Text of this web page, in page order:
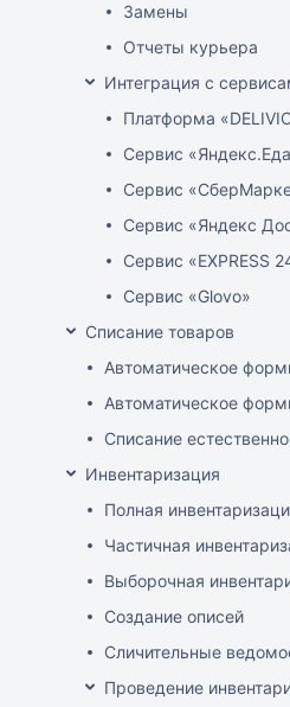
Замены
Отчеты курьера
Интеграция с
Платформа
Сервис
Сервис
Сервис «Яндекс
Сервис «EXPRESS
Сервис «Glovo»
Списание товаров
Автоматическое
Автоматическое
Списание
Инвентаризация
Полная
Частичная
Выборочная
Создание описей
Сличительные
Проведение